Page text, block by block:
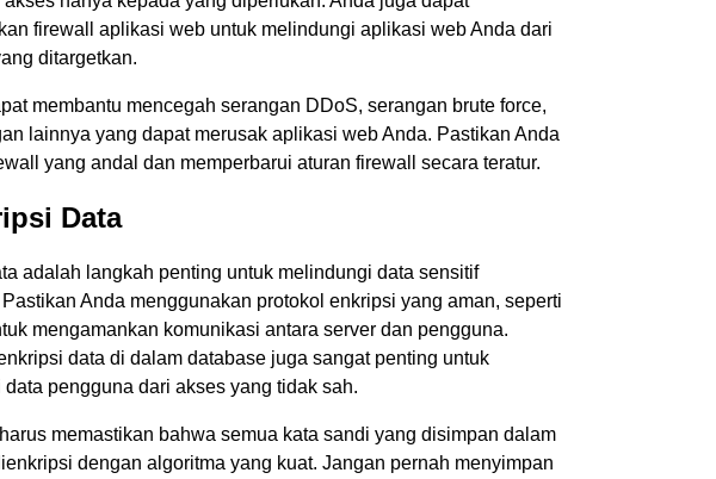
firewall aplikasi web untuk melindungi aplikasi web Anda dari
ditargetkan.
membantu mencegah serangan DDoS, serangan brute force,
lainnya yang dapat merusak aplikasi web Anda. Pastikan Anda
yang andal dan memperbarui aturan firewall secara teratur.
Data
adalah langkah penting untuk melindungi data sensitif
Anda menggunakan protokol enkripsi yang aman, seperti
mengamankan komunikasi antara server dan pengguna.
data di dalam database juga sangat penting untuk
pengguna dari akses yang tidak sah.
memastikan bahwa semua kata sandi yang disimpan dalam
dengan algoritma yang kuat. Jangan pernah menyimpan